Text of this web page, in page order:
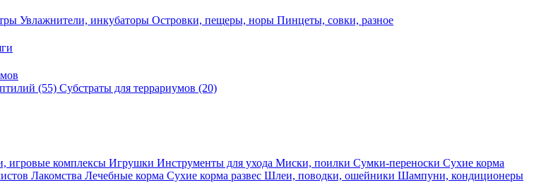
Увлажнители, инкубаторы Островки, пещеры, норы Пинцеты, совки, разное
(55) Субстраты для террариумов (20)
игровые комплексы Игрушки Инструменты для ухода Миски, поилки Сумки-переноски Сухие корма
Лакомства Лечебные корма Сухие корма развес Шлеи, поводки, ошейники Шампуни, кондиционеры